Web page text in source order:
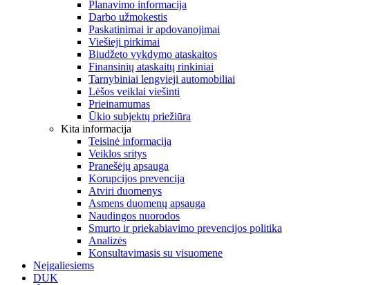
Planavimo informacija
Darbo užmokestis
Paskatinimai ir apdovanojimai
Viešieji pirkimai
Biudžeto vykdymo ataskaitos
Finansinių ataskaitų rinkiniai
Tarnybiniai lengvieji automobiliai
Lėšos veiklai viešinti
Prieinamumas
Ūkio subjektų priežiūra
Kita informacija
Teisinė informacija
Veiklos sritys
Pranešėjų apsauga
Korupcijos prevencija
Atviri duomenys
Asmens duomenų apsauga
Naudingos nuorodos
Smurto ir priekabiavimo prevencijos politika
Analizės
Konsultavimasis su visuomene
Neįgaliesiems
DUK